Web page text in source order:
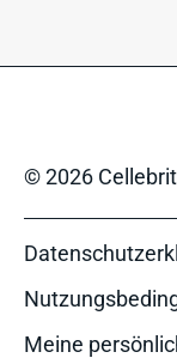
© 2026
Meine